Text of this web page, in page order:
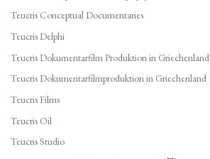
Teucris Conceptual Documentaries
Teucris Delphi
Teucris Dokumentarfilm Produktion in Griechenland
Teucris Dokumentarfilmproduktion in Griechenland
Teucris Films
Teucris Oil
Teucris Studio